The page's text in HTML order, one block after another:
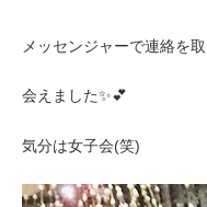
メッセンジャーで連絡を
会えました✨💕
気分は女子会(笑)